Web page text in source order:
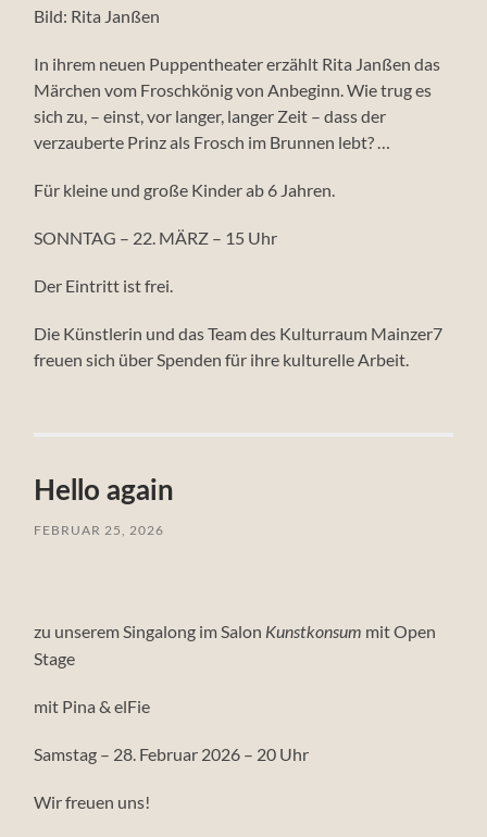
Bild: Rita Janßen
In ihrem neuen Puppentheater erzählt Rita Janßen das
Märchen vom Froschkönig von Anbeginn. Wie trug es
sich zu, – einst, vor langer, langer Zeit – dass der
verzauberte Prinz als Frosch im Brunnen lebt? …
Für kleine und große Kinder ab 6 Jahren.
SONNTAG – 22. MÄRZ – 15 Uhr
Der Eintritt ist frei.
Die Künstlerin und das Team des Kulturraum Mainzer7
freuen sich über Spenden für ihre kulturelle Arbeit.
Hello again
FEBRUAR 25, 2026
zu unserem Singalong im Salon Kunstkonsum mit Open
Stage
mit Pina & elFie
Samstag – 28. Februar 2026 – 20 Uhr
Wir freuen uns!